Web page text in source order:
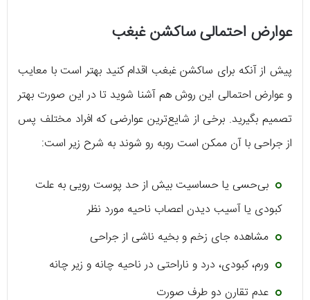
عوارض احتمالی ساکشن غبغب
پیش از آنکه برای ساکشن غبغب اقدام کنید بهتر است با معایب
و عوارض احتمالی این روش هم آشنا شوید تا در این صورت بهتر
تصمیم بگیرید. برخی از شایع‌ترین عوارضی که افراد مختلف پس
از جراحی با آن ممکن است روبه رو شوند به شرح زیر است:
بی‌حسی یا حساسیت بیش از حد پوست رویی به علت
کبودی یا آسیب دیدن اعصاب ناحیه مورد نظر
مشاهده جای زخم و بخیه ناشی از جراحی
ورم، کبودی، درد و ناراحتی در ناحیه چانه و زیر چانه
عدم تقارن دو طرف صورت